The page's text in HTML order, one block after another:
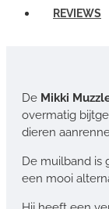
REVIEWS
De Mikki
overmatig
dieren
De muilband is
een mooi